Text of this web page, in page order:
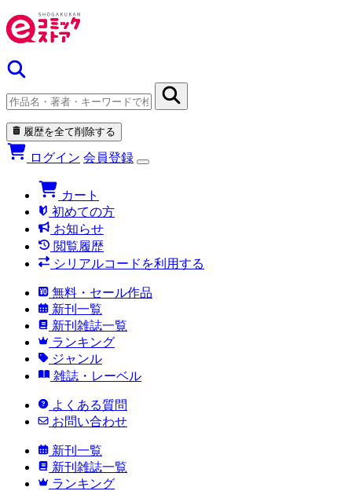
履歴を全て削除する
ログイン 会員登録
カート
初めての方
お知らせ
閲覧履歴
シリアルコードを利用する
無料・セール作品
新刊一覧
新刊雑誌一覧
ランキング
ジャンル
雑誌・レーベル
よくある質問
お問い合わせ
新刊一覧
新刊雑誌一覧
ランキング